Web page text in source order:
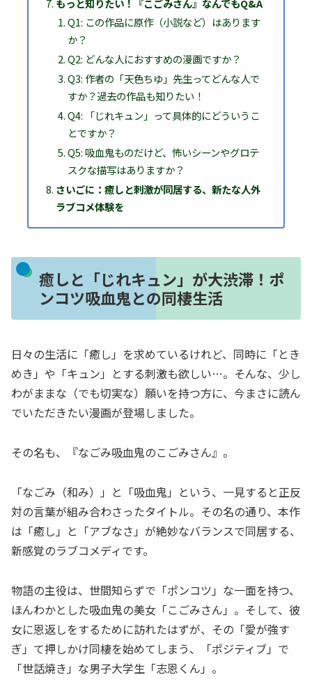
Q1: この作品に原作（小説など）はあります
か？
Q2: どんな人におすすめの漫画ですか？
Q3: 作者の「天色ちゆ」先生ってどんな人で
すか？過去の作品も知りたい！
Q4: 「じれキュン」って具体的にどういうこ
とですか？
Q5: 吸血鬼ものだけど、怖いシーンやグロテ
スクな描写はありますか？
さいごに：癒しと刺激が同居する、新たな人外
ラブコメ体験を
癒しと「じれキュン」が大渋滞！ポ
ンコツ吸血鬼との同棲生活
日々の生活に「癒し」を求めているけれど、同時に「とき
めき」や「キュン」とする刺激も欲しい…。そんな、少し
わがままな（でも切実な）願いを持つ方に、今まさに読ん
でいただきたい漫画が登場しました。
その名も、『なごみ吸血鬼のこごみさん』。
「なごみ（和み）」と「吸血鬼」という、一見すると正反
対の言葉が組み合わさったタイトル。その名の通り、本作
は「癒し」と「アブなさ」が絶妙なバランスで同居する、
新感覚のラブコメディです。
物語の主役は、世間知らずで「ポンコツ」な一面を持つ、
ほんわかとした吸血鬼の美女「こごみさん」。そして、彼
女に恩返しをするために訪れたはずが、その「愛が強す
ぎ」て押しかけ同棲を始めてしまう、「ポジティブ」で
「世話焼き」な男子大学生「志恩くん」。